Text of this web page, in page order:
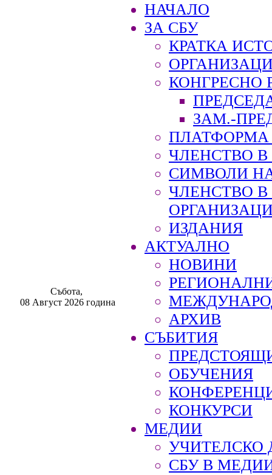
Събота,
08 Август 2026 година
НАЧАЛО
ЗА СБУ
КРАТКА
КОНГРЕСНО
ЗАМ.-
ПЛАТФОРМА
ЧЛЕНСТВО В
СИМВОЛИ
ЧЛЕНСТВО
ИЗДАНИЯ
АКТУАЛНО
НОВИНИ
АРХИВ
СЪБИТИЯ
ОБУЧЕНИЯ
КОНКУРСИ
МЕДИИ
УЧИТЕЛСКО
СБУ В